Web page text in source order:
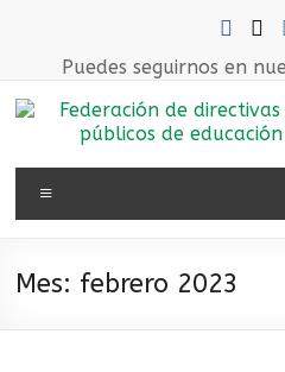
contenidoPuedes seguirnos en
Federación
de
directivas
Mes: febrero 2023